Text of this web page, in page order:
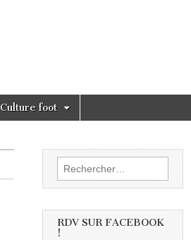
Culture foot
Rechercher :
RDV SUR FACEBOOK
!